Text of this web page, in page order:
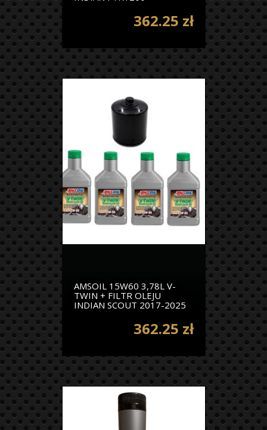
362.25 zł
AMSOIL 15W60 3,78L V-
TWIN + FILTR OLEJU
INDIAN SCOUT 2017-2025
362.25 zł